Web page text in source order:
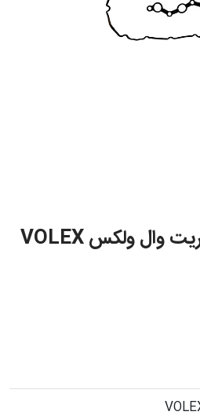
واشر درب سوپاپ گریت وال ولکس VOLEX